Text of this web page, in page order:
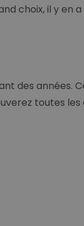
choix, il y en
des années.
toutes